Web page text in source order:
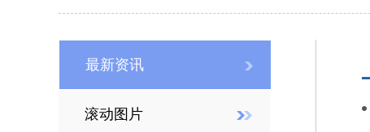
最新资讯
滚动图片